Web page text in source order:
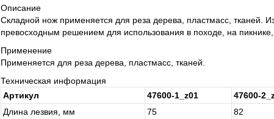
Описание
Складной нож применяется для реза дерева, пластмасс, тканей.
превосходным решением для использования в походе, на пикнике,
Применение
Применяется для реза дерева, пластмасс, тканей.
Техническая информация
Артикул
47600-1_z01
47600-
Длина лезвия, мм
75
82